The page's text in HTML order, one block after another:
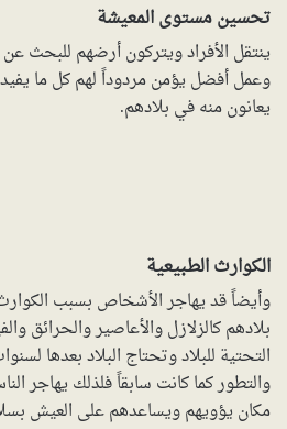
تحسين مستوى المعيشة
ينتقل الأفراد ويتركون أرضهم
وعمل أفضل يؤمن مردوداً لهم كل ما
يعانون منه في بلادهم.
الكوارث الطبيعية
وأيضاً قد يهاجر الأشخاص بسبب
بلادهم كالزلازل والأعاصير والحرائق
التحتية للبلاد وتحتاج البلاد بعدها
والتطور كما كانت سابقاً فلذلك يهاجر
مكان يؤويهم ويساعدهم على العيش